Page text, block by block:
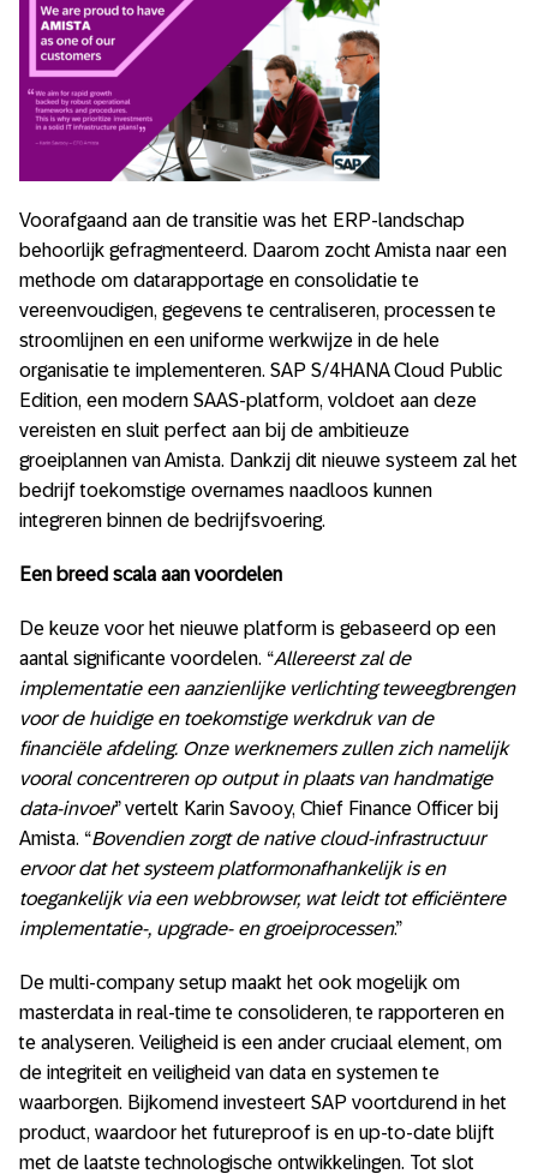
Voorafgaand aan de transitie was het ERP-landschap
behoorlijk gefragmenteerd. Daarom zocht Amista naar een
methode om datarapportage en consolidatie te
vereenvoudigen, gegevens te centraliseren, processen te
stroomlijnen en een uniforme werkwijze in de hele
organisatie te implementeren. SAP S/4HANA Cloud Public
Edition, een modern SAAS-platform, voldoet aan deze
vereisten en sluit perfect aan bij de ambitieuze
groeiplannen van Amista. Dankzij dit nieuwe systeem zal het
bedrijf toekomstige overnames naadloos kunnen
integreren binnen de bedrijfsvoering.
Een breed scala aan voordelen
De keuze voor het nieuwe platform is gebaseerd op een
aantal significante voordelen. “Allereerst zal de
implementatie een aanzienlijke verlichting teweegbrengen
voor de huidige en toekomstige werkdruk van de
financiële afdeling. Onze werknemers zullen zich namelijk
vooral concentreren op output in plaats van handmatige
data-invoer” vertelt Karin Savooy, Chief Finance Officer bij
Amista. “Bovendien zorgt de native cloud-infrastructuur
ervoor dat het systeem platformonafhankelijk is en
toegankelijk via een webbrowser, wat leidt tot efficiëntere
implementatie-, upgrade- en groeiprocessen.”
De multi-company setup maakt het ook mogelijk om
masterdata in real-time te consolideren, te rapporteren en
te analyseren. Veiligheid is een ander cruciaal element, om
de integriteit en veiligheid van data en systemen te
waarborgen. Bijkomend investeert SAP voortdurend in het
product, waardoor het futureproof is en up-to-date blijft
met de laatste technologische ontwikkelingen. Tot slot